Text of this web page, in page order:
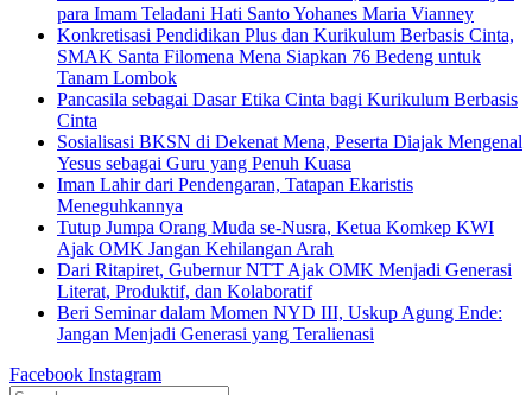
para Imam Teladani Hati Santo Yohanes Maria Vianney
Konkretisasi Pendidikan Plus dan Kurikulum Berbasis Cinta,
SMAK Santa Filomena Mena Siapkan 76 Bedeng untuk
Tanam Lombok
Pancasila sebagai Dasar Etika Cinta bagi Kurikulum Berbasis
Cinta
Sosialisasi BKSN di Dekenat Mena, Peserta Diajak Mengenal
Yesus sebagai Guru yang Penuh Kuasa
Iman Lahir dari Pendengaran, Tatapan Ekaristis
Meneguhkannya
Tutup Jumpa Orang Muda se-Nusra, Ketua Komkep KWI
Ajak OMK Jangan Kehilangan Arah
Dari Ritapiret, Gubernur NTT Ajak OMK Menjadi Generasi
Literat, Produktif, dan Kolaboratif
Beri Seminar dalam Momen NYD III, Uskup Agung Ende:
Jangan Menjadi Generasi yang Teralienasi
Facebook Instagram